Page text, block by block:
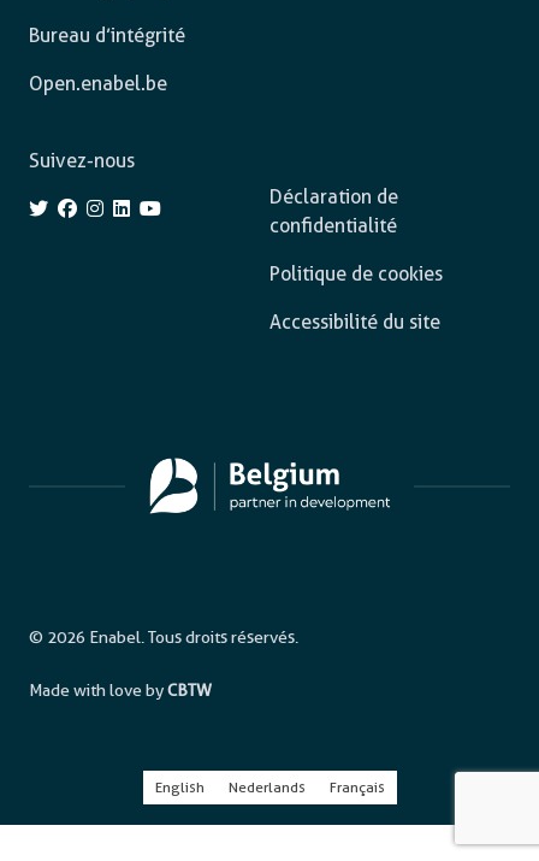
Bureau d’intégrité
Open.enabel.be
Déclaration de
confidentialité
Politique de cookies
Accessibilité du site
Suivez-nous
© 2026 Enabel. Tous droits réservés.
Made with love byCBTW
English Nederlands Français